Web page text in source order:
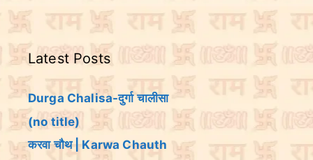
Latest Posts
Durga Chalisa-दुर्गा चालीसा
(no title)
करवा चौथ | Karwa Chauth